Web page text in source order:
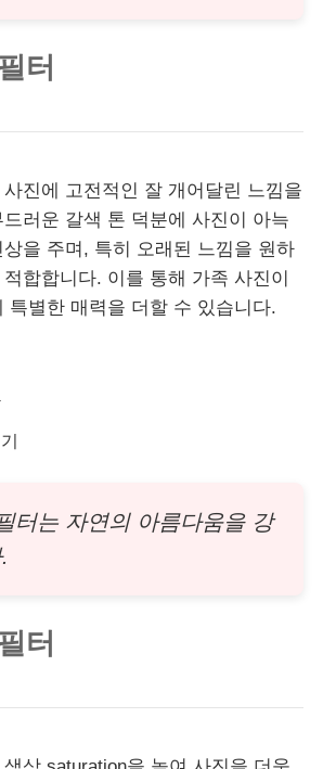
터
진에 고전적인 잘 개어달린 느낌을
러운 갈색 톤 덕분에 사진이 아늑
을 주며, 특히 오래된 느낌을 원하
합합니다. 이를 통해 가족 사진이
특별한 매력을 더할 수 있습니다.
터는 자연의 아름다움을 강
터